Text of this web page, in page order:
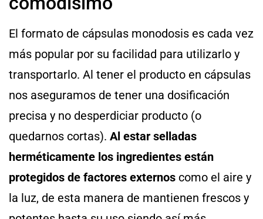
El formato de cápsulas monodosis es cada vez
más popular por su facilidad para utilizarlo y
transportarlo. Al tener el producto en cápsulas
nos aseguramos de tener una dosificación
precisa y no desperdiciar producto (o
quedarnos cortas). Al estar selladas
herméticamente los ingredientes están
protegidos de factores externos como el aire y
la luz, de esta manera de mantienen frescos y